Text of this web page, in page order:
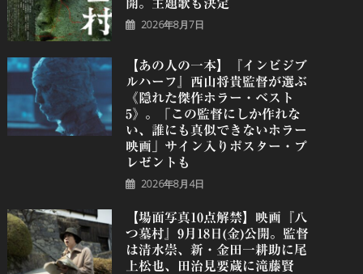
開。主題歌も決定
2026年8月7日
【あの人の一本】『インビジブ
ルハーフ』⻄⼭将貴監督が選ぶ
《隠れた傑作ホラー・ベスト
5》。「この監督にしか作れな
い、誰にも真似できないホラー
映画」サイン入りポスター・プ
レゼントも
2026年8月4日
【場面写真10点解禁】映画『八
つ墓村』9月18日(金)公開。監督
は清水崇、新・金田一耕助に尾
上松也、田治見要蔵に滝藤賢